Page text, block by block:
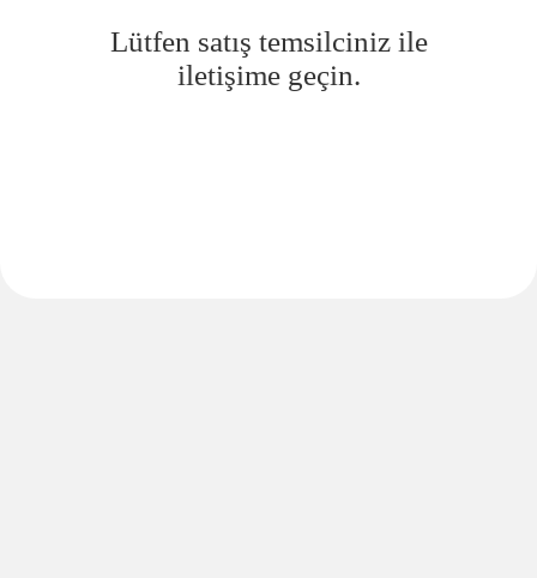
Lütfen satış temsilciniz ile
iletişime geçin.